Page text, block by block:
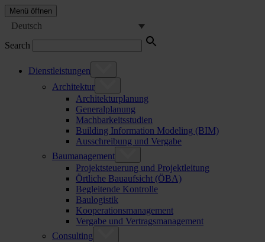
Menü öffnen
Deutsch
Search
Dienstleistungen
Architektur
Architekturplanung
Generalplanung
Machbarkeitsstudien
Building Information Modeling (BIM)
Ausschreibung und Vergabe
Baumanagement
Projektsteuerung und Projektleitung
Örtliche Bauaufsicht (ÖBA)
Begleitende Kontrolle
Baulogistik
Kooperationsmanagement
Vergabe und Vertragsmanagement
Consulting